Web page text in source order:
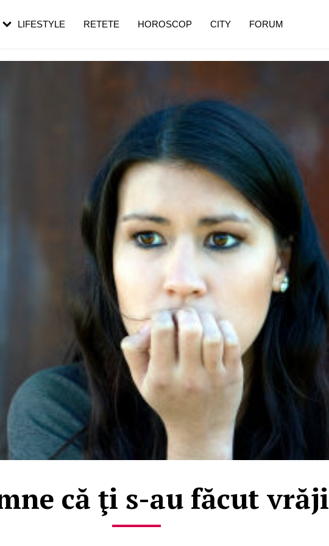
că ţi s-au făcut vrăji
LIFESTYLE RETETE HOROSCOP CITY FORUM
pe măsură ce înaintezi în vârstă